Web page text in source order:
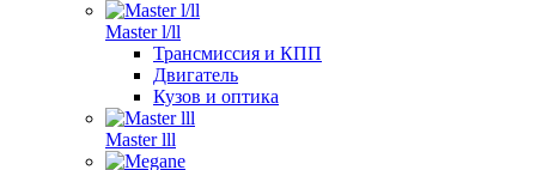
Master l/ll
Трансмиссия и КПП
Двигатель
Кузов и оптика
Master lll